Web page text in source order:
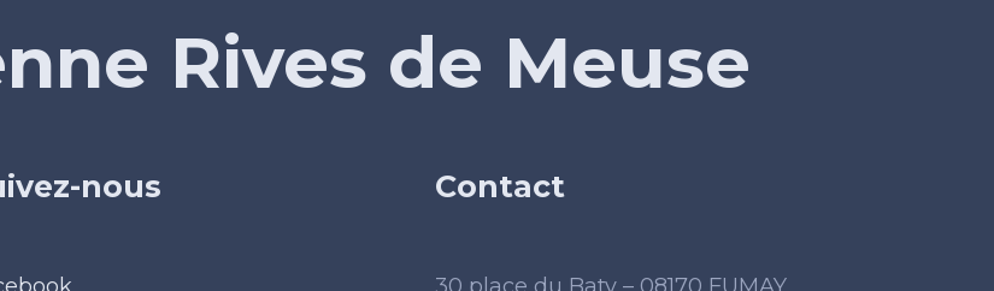
Rives de Meuse
nous Contact